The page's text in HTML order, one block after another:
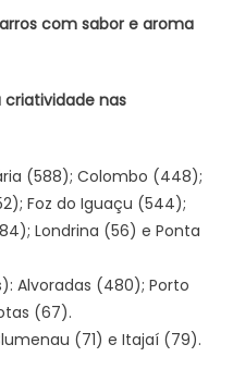
com sabor e aroma
criatividade nas
(588); Colombo (448);
Foz do Iguaçu (544);
Londrina (56) e Ponta
Alvoradas (480); Porto
(67).
(71) e Itajaí (79).